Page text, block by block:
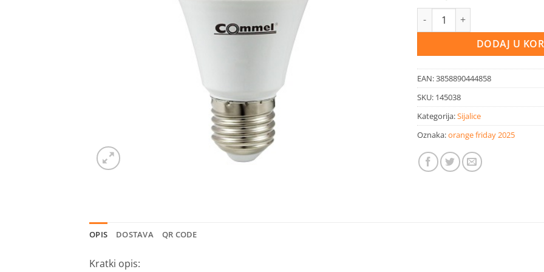
LED sijalica E27 A60 11W
DODAJ U
EAN:3858890444858
SKU: 145038
Kategorija:Sijalice
Oznaka:orange friday 2025
OPIS DOSTAVA QR CODE
Kratki opis: